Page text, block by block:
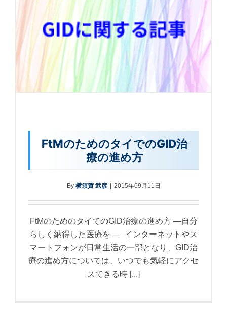
FtMのためのタイでのGID治
療の進め方
By 横須賀 武彦 | 2015年09月11日
FtMのためのタイでのGID治療の進め方 ―自分
らしく納得した医療を― インターネットやス
マートフォンが日常生活の一部となり、GID治
療の進め方については、いつでも気軽にアクセ
スできる時 [...]